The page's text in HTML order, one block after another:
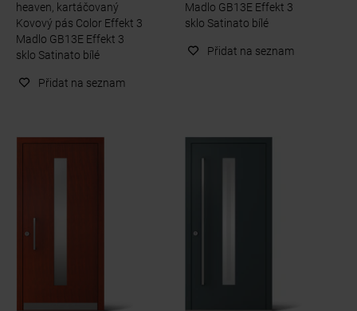
heaven, kartáčovaný
Kovový pás Color Effekt 3
Madlo GB13E Effekt 3
sklo Satinato bílé
Přidat na seznam
Madlo GB13E Effekt 3
sklo Satinato bílé
Přidat na seznam